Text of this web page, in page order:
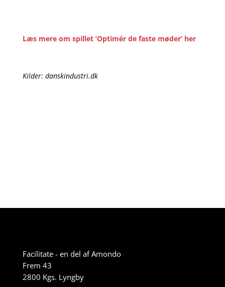
Læs mere om spillet ’Optimér de faste møder’ her
Kilder: danskindustri.dk
Facilitate - en del af Amondo
Frem 43
2800 Kgs. Lyngby